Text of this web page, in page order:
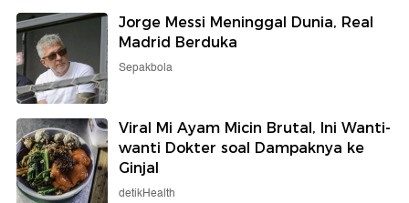
Jorge Messi Meninggal Dunia, Real
Madrid Berduka
Sepakbola
Viral Mi Ayam Micin Brutal, Ini Wanti-
wanti Dokter soal Dampaknya ke
Ginjal
detikHealth